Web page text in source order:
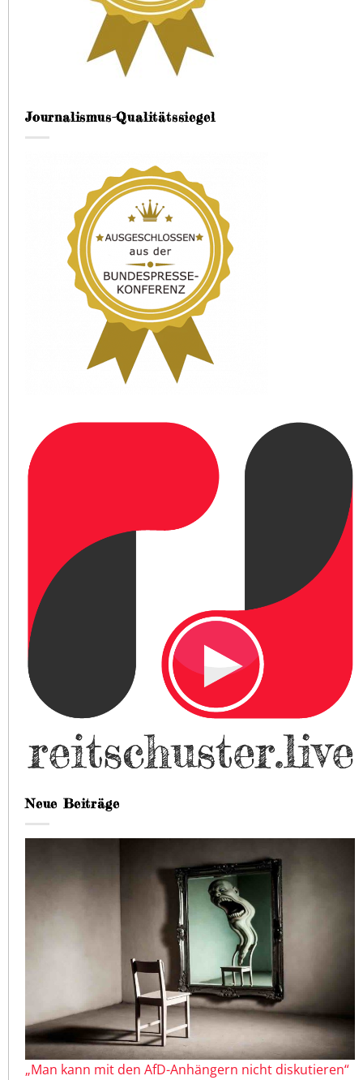
Journalismus-Qualitätssiegel
Neue Beiträge
„Man kann mit den AfD-Anhängern nicht diskutieren“